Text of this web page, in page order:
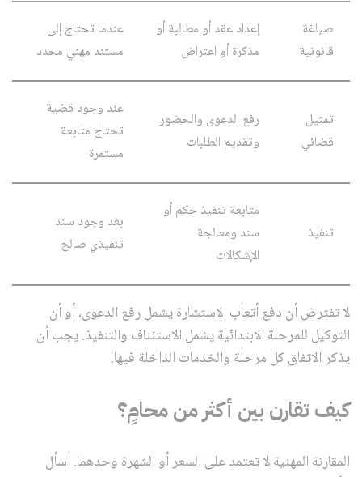
صياغة
قانونية
إعداد عقد أو مطالبة أو
مذكرة أو اعتراض
عندما تحتاج إلى
مستند مهني محدد
تمثيل
قضائي
رفع الدعوى والحضور
وتقديم الطلبات
عند وجود قضية
تحتاج متابعة
مستمرة
تنفيذ
متابعة تنفيذ حكم أو
سند ومعالجة
الإشكالات
بعد وجود سند
تنفيذي صالح
لا تفترض أن دفع أتعاب الاستشارة يشمل رفع الدعوى، أو أن
التوكيل للمرحلة الابتدائية يشمل الاستئناف والتنفيذ. يجب أن
يذكر الاتفاق كل مرحلة والخدمات الداخلة فيها.
كيف تقارن بين أكثر من محامٍ؟
المقارنة المهنية لا تعتمد على السعر أو الشهرة وحدهما. اسأل